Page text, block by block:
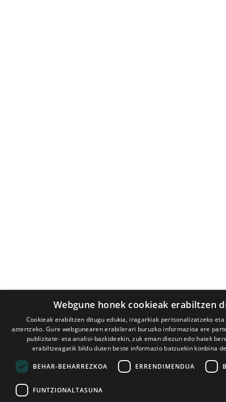
Webgune honek cookieak erabiltzen
Cookieak erabiltzen ditugu edukia, iragarkiak pertsonalizatzeko
aztertzeko. Gure webgunearen erabilerari buruzko informazioa ere
publizitate- eta analisi-bazkideekin, zuk eman diezun edo haiek
erabiltzeagatik bildu duten beste informazio batzuekin konbina
BEHAR-BEHARREZKOA ERRENDIMENDUA
FUNTZIONALTASUNA